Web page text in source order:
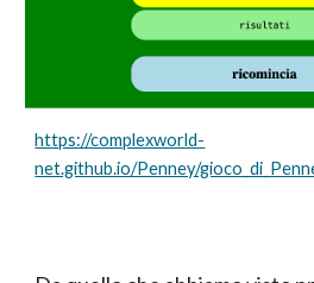
https://complexworld-
net.github.io/Penney/